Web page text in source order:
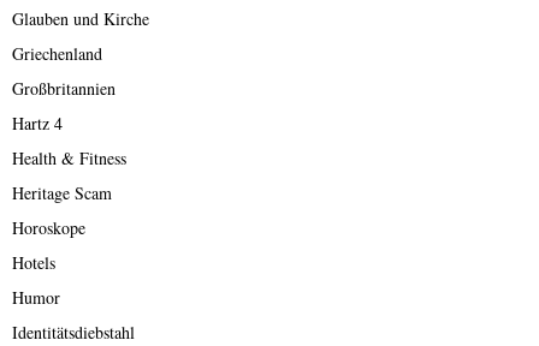
Glauben und Kirche
Griechenland
Großbritannien
Hartz 4
Health & Fitness
Heritage Scam
Horoskope
Hotels
Humor
Identitätsdiebstahl